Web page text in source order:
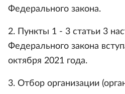
Федерального закона.
2. Пункты 1 - 3 статьи 3
Федерального закона
октября 2021 года.
3. Отбор организации